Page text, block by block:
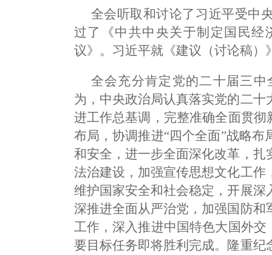
全会听取和讨论了习近平受中
过了《中共中央关于制定国民
议》。习近平就《建议（讨论稿）
全会充分肯定党的二十届三
为，中央政治局认真落实党的二
进工作总基调，完整准确全面贯
布局，协调推进“四个全面”战略
和安全，进一步全面深化改革，
法治建设，加强宣传思想文化工
维护国家安全和社会稳定，开展
深推进全面从严治党，加强国防
工作，深入推进中国特色大国外
要目标任务即将胜利完成。隆重